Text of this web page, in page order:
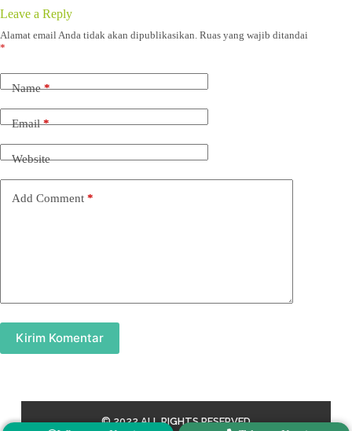
Leave a Reply
Alamat email Anda tidak akan dipublikasikan. Ruas yang wajib ditandai
*
Name*
Email*
Website
Add Comment *
Kirim Komentar
© 2022 ALL RIGHTS RESERVED